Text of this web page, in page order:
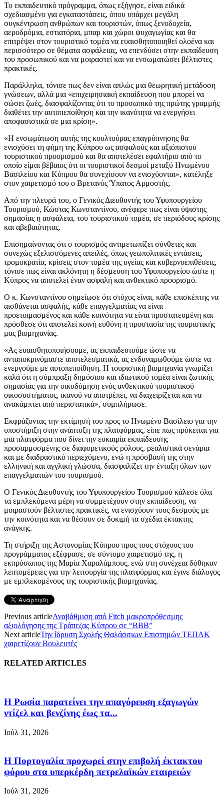
Το εκπαιδευτικό πρόγραμμα, όπως εξήγησε, είναι ειδικά
σχεδιασμένο για εγκαταστάσεις, όπου υπάρχει μεγάλη
συγκέντρωση ανθρώπων και τουριστών, όπως ξενοδοχεία,
αεροδρόμια, εστιατόρια, μπαρ και χώροι ψυχαγωγίας και θα
επιτρέψει στον τουριστικό τομέα να ευαισθητοποιηθεί ολοένα και
περισσότερο σε θέματα ασφάλειας, να επενδύσει στην εκπαίδευση
του προσωπικού και να μοιραστεί και να ενσωματώσει βέλτιστες
πρακτικές.
Παράλληλα, τόνισε πως δεν είναι απλώς μια θεωρητική μετάδοση
γνώσεων, αλλά μια «επιχειρησιακή εκπαίδευση που μπορεί να
σώσει ζωές, διασφαλίζοντας ότι το προσωπικό της πρώτης γραμμής
διαθέτει την αυτοπεποίθηση και την ικανότητα να ενεργήσει
αποφασιστικά σε μια κρίση».
«Η ενσωμάτωση αυτής της κουλτούρας επαγρύπνησης θα
ενισχύσει τη φήμη της Κύπρου ως ασφαλούς και αξιόπιστου
τουριστικού προορισμού και θα αποτελέσει εφαλτήριο από το
οποίο είμαι βέβαιος ότι οι τουριστικοί δεσμοί μεταξύ Ηνωμένου
Βασιλείου και Κύπρου θα συνεχίσουν να ενισχύονται», κατέληξε
στον χαιρετισμό του ο Βρετανός Ύπατος Αρμοστής.
Από την πλευρά του, ο Γενικός Διευθυντής του Υφυπουργείου
Τουρισμού, Κώστας Κωνσταντίνου, ανέφερε πως είναι ύψιστης
σημασίας η ασφάλεια, του τουριστικού τομέα, σε περιόδους κρίσης
και αβεβαιότητας.
Επισημαίνοντας ότι ο τουρισμός αντιμετωπίζει σύνθετες και
συνεχώς εξελισσόμενες απειλές, όπως γεωπολιτικές εντάσεις,
τρομοκρατία, κρίσεις στον τομέα της υγείας και κυβερνοεπιθέσεις,
τόνισε πως είναι ακλόνητη η δέσμευση του Υφυπουργείου ώστε η
Κύπρος να αποτελεί έναν ασφαλή και ανθεκτικό προορισμό.
Ο κ. Κωνσταντίνου σημείωσε ότι στόχος είναι, κάθε επισκέπτης να
αισθάνεται ασφαλής, κάθε επαγγελματίας να είναι
προετοιμασμένος και κάθε κοινότητα να είναι προστατευμένη και
πρόσθεσε ότι αποτελεί κοινή ευθύνη η προστασία της τουριστικής
μας βιομηχανίας.
«Ας ευαισθητοποιήσουμε, ας εκπαιδευτούμε ώστε να
ανταποκρινόμαστε αποτελεσματικά, ας ενδυναμωθούμε ώστε να
ενεργούμε με αυτοπεποίθηση. Η τουριστική βιομηχανία γνωρίζει
καλά ότι η σύμπραξη δημόσιου και ιδιωτικού τομέα είναι ζωτικής
σημασίας για την οικοδόμηση ενός ανθεκτικού τουριστικού
οικοσυστήματος, ικανού να αποτρέπει, να διαχειρίζεται και να
ανακάμπτει από περιστατικά», συμπλήρωσε.
Εκφράζοντας την εκτίμησή του προς το Ηνωμένο Βασίλειο για την
υποστήριξη στην ανάπτυξη της πλατφόρμας, είπε πως πρόκειται για
μια πλατφόρμα που δίνει την ευκαιρία εκπαίδευσης
προσαρμοσμένης σε διαφορετικούς ρόλους, ρεαλιστικά σενάρια
και με διαδραστικό περιεχόμενο, ενώ η πρόσβασή της στην
ελληνική και αγγλική γλώσσα, διασφαλίζει την ένταξη όλων των
επαγγελματιών του τουρισμού.
Ο Γενικός Διευθυντής του Υφυπουργείου Τουρισμού κάλεσε όλα
τα εμπλεκόμενα μέρη να συμμετέχουν στην εκπαίδευση, να
μοιραστούν βέλτιστες πρακτικές, να ενισχύουν τους δεσμούς με
την κοινότητα και να θέσουν σε δοκιμή τα σχέδια έκτακτης
ανάγκης.
Τη στήριξη της Αστυνομίας Κύπρου προς τους στόχους του
προγράμματος εξέφρασε, σε σύντομο χαιρετισμό της, η
εκπρόσωπος της Μαρία Χαραλάμπους, ενώ στη συνέχεια δόθηκαν
λεπτομέρειες για την λειτουργία της πλατφόρμας και έγινε διάλογος
με εμπλεκομένους της τουριστικής βιομηχανίας.
Previous articleΑναβάθμιση από Fitch μακροπρόθεσμης
αξιολόγησης της Τράπεζας Κύπρου σε “BBB”
Next articleΤην ίδρυση Σχολής Θαλάσσιων Επιστημών ΤΕΠΑΚ
χαιρετίζουν Βουλευτές
RELATED ARTICLES
Η Ρωσία παρατείνει την απαγόρευση εξαγωγών
ντίζελ και βενζίνης έως τα...
Ιούλ 31, 2026
Η Πορτογαλία προχωρεί στην επιβολή έκτακτου
φόρου στα υπερκέρδη πετρελαϊκών εταιρειών
Ιούλ 31, 2026